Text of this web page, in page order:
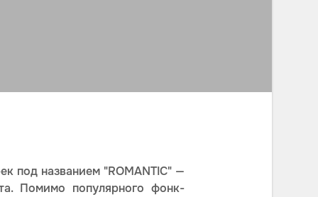
под названием "ROMANTIC" —
Помимо популярного фонк-